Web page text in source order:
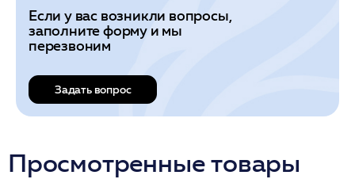
Если у вас возникли вопросы,
заполните форму и мы
перезвоним
Задать вопрос
Просмотренные товары